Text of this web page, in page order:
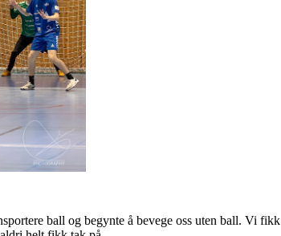
ball og begynte å bevege oss uten ball. Vi fikk